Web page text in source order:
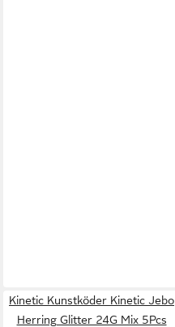
Kinetic Kunstköder Kinetic Jebo
Herring Glitter 24G Mix 5Pcs